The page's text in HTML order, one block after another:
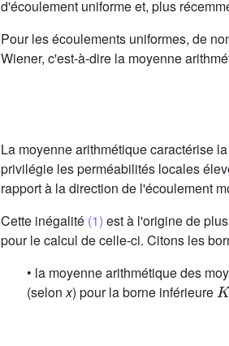
d'écoulement uniforme et, plus
Pour les écoulements uniformes, de
Wiener, c'est-à-dire la moyenne
La moyenne arithmétique caractérise
privilégie les perméabilités locales
rapport à la direction de l'écoulement
Cette inégalité (1) est à l'origine de
pour le calcul de celle-ci. Citons les
• la moyenne arithmétique des
(selonx) pour la borne inférieure
K